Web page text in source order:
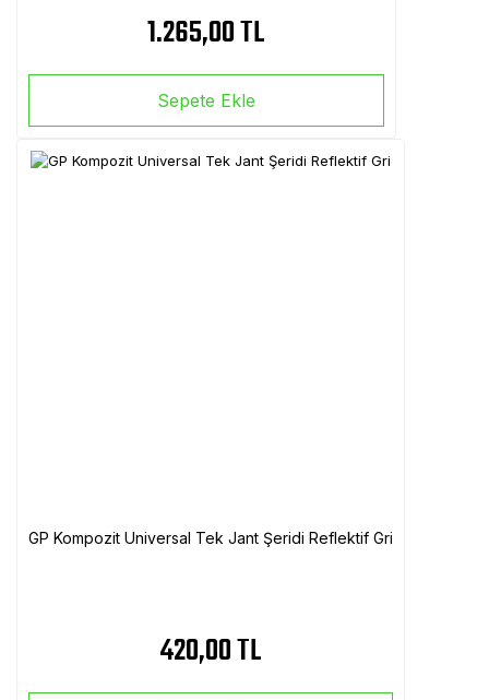
1.265,00 TL
Sepete Ekle
GP Kompozit Universal Tek Jant Şeridi Reflektif Gri
420,00 TL